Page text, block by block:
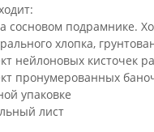
сосновом подрамнике.
хлопка,
нейлоновых кисточек
пронумерованных
упаковке
лист